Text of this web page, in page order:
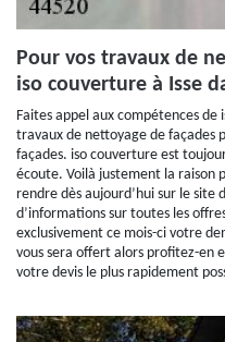
Pour vos travaux de
iso couverture à Isse
Faites appel aux compétences de
travaux de nettoyage de façades
façades. iso couverture est
écoute. Voilà justement la raison
rendre dès aujourd’hui sur le site
d’informations sur toutes les
exclusivement ce mois-ci votre
vous sera offert alors profitez-en
votre devis le plus rapidement